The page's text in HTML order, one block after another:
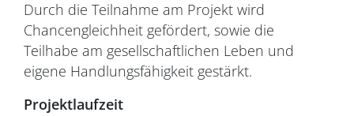
Durch die Teilnahme am Projekt wird
Chancengleichheit gefördert, sowie die
Teilhabe am gesellschaftlichen Leben und
eigene Handlungsfähigkeit gestärkt.
Projektlaufzeit